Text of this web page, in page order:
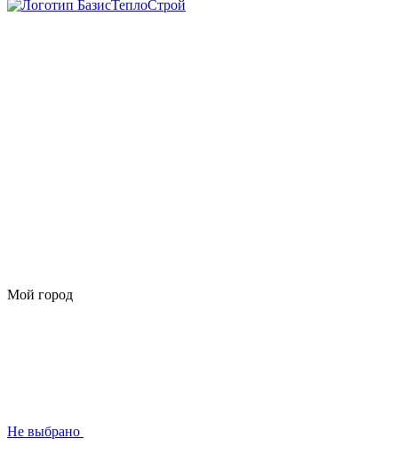
Мой город
Не выбрано